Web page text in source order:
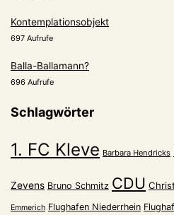
Kontemplationsobjekt
697 Aufrufe
Balla-Ballamann?
696 Aufrufe
Schlagwörter
1. FC Kleve Barbara Hendricks
Zevens Bruno Schmitz CDU
Emmerich Flughafen Niederrhein